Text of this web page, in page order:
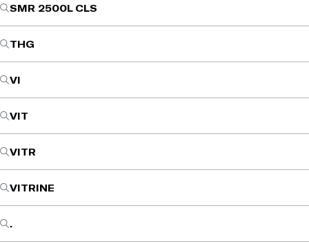
SMR 2500L CLS
THG
VI
VIT
VITR
VITRINE
.